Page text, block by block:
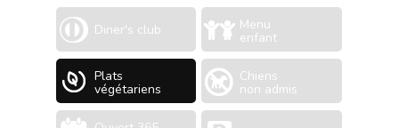
Diner's club Menu
enfant
Plats
végétariens
Chiens
non admis